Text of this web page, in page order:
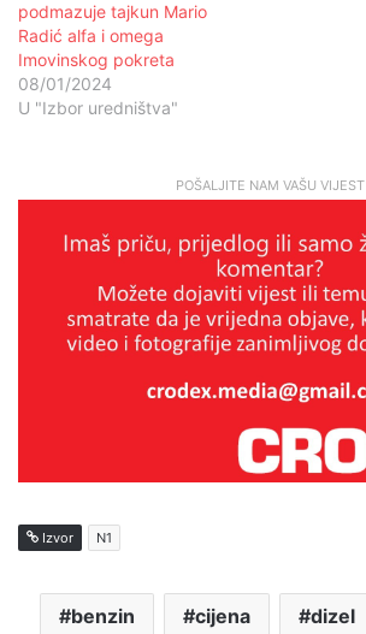
podmazuje tajkun Mario
Radić alfa i omega
Imovinskog pokreta
08/01/2024
U "Izbor uredništva"
POŠALJITE NAM VAŠU VIJEST
Izvor N1
benzin cijena dizel